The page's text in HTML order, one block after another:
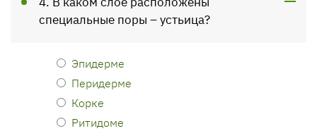
специальные поры – устьица?
Эпидерме
Перидерме
Корке
Ритидоме